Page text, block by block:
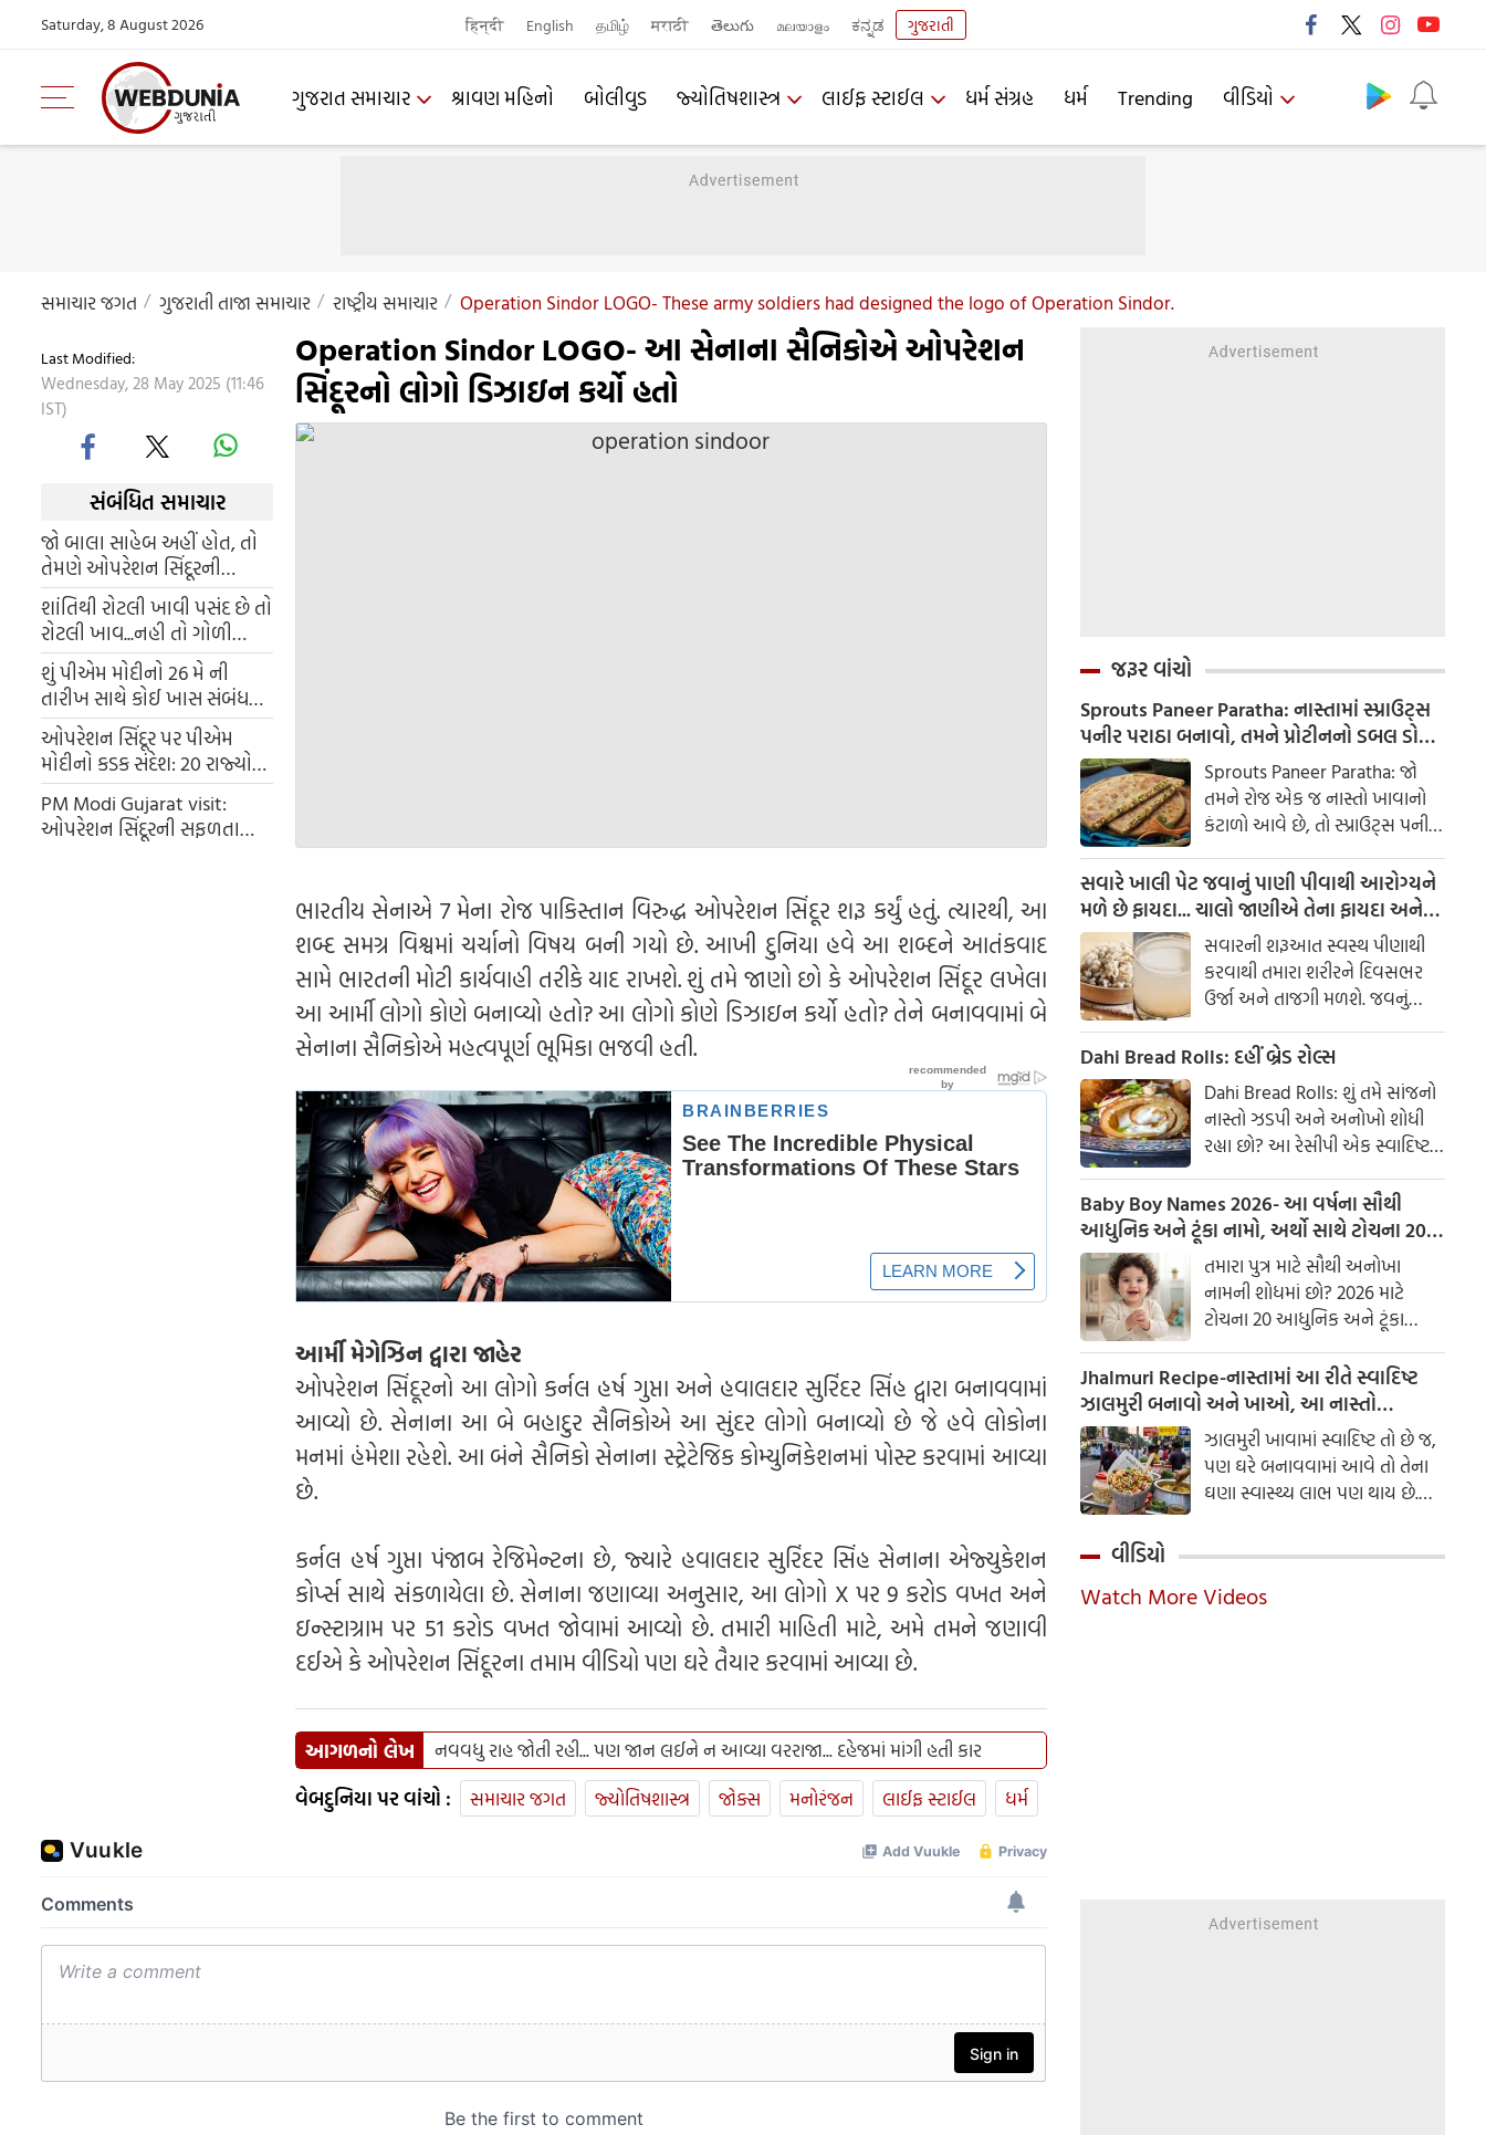
Saturday, 8 August 2026 हिन्दी English தமிழ் मराठी తెలుగు മലയാളം ಕನ್ನಡ ગુજરાતી
ગુજરાત સમાચાર શ્રાવણ મહિનો બોલીવુડ જ્યોતિષશાસ્ત્ર લાઈફ સ્ટાઈલ ધર્મ સંગ્રહ ધર્મ Trending વીડિયો
સમાચાર જગત ગુજરાતી તાજા સમાચાર રાષ્ટ્રીય સમાચાર Operation Sindor LOGO- These army soldiers had designed the logo of Operation Sindor.
Last Modified:
Wednesday, 28 May 2025 (11:46
IST)
સંબંધિત સમાચાર
જો બાલા સાહેબ અહીં હોત, તો
તેમણે ઓપરેશન સિંદૂરની
સફળતા માટે આપણો આભાર
માન્યો હોત - ભાજપ
શાંતિથી રોટલી ખાવી પસંદ છે તો
રોટલી ખાવ...નહી તો ગોળી
ખાવ, પીએમ મોદીનો દુશ્મન દેશ
પાકિસ્તાનને કડક મેસેજ
શું પીએમ મોદીનો 26 મે ની
તારીખ સાથે કોઈ ખાસ સંબંધ
છે? આ દિવસે રાજકારણનો એક
નવો અધ્યાય શરૂ થયો
ઓપરેશન સિંદૂર પર પીએમ
મોદીનો કડક સંદેશ: 20 રાજ્યોના
મુખ્યમંત્રીઓને ચેતવણી
PM Modi Gujarat visit:
ઓપરેશન સિંદૂરની સફળતા
Operation Sindor LOGO- આ સેનાના સૈનિકોએ ઓપરેશન
સિંદૂરનો લોગો ડિઝાઇન કર્યો હતો
ભારતીય સેનાએ 7 મેના રોજ પાકિસ્તાન વિરુદ્ધ ઓપરેશન સિંદૂર શરૂ કર્યું હતું. ત્યારથી, આ
શબ્દ સમગ્ર વિશ્વમાં ચર્ચાનો વિષય બની ગયો છે. આખી દુનિયા હવે આ શબ્દને આતંકવાદ
સામે ભારતની મોટી કાર્યવાહી તરીકે યાદ રાખશે. શું તમે જાણો છો કે ઓપરેશન સિંદૂર લખેલા
આ આર્મી લોગો કોણે બનાવ્યો હતો? આ લોગો કોણે ડિઝાઇન કર્યો હતો? તેને બનાવવામાં બે
સેનાના સૈનિકોએ મહત્વપૂર્ણ ભૂમિકા ભજવી હતી.
આર્મી મેગેઝિન દ્વારા જાહેર
ઓપરેશન સિંદૂરનો આ લોગો કર્નલ હર્ષ ગુપ્તા અને હવાલદાર સુરિંદર સિંહ દ્વારા બનાવવામાં
આવ્યો છે. સેનાના આ બે બહાદુર સૈનિકોએ આ સુંદર લોગો બનાવ્યો છે જે હવે લોકોના
મનમાં હંમેશા રહેશે. આ બંને સૈનિકો સેનાના સ્ટ્રેટેજિક કોમ્યુનિકેશનમાં પોસ્ટ કરવામાં આવ્યા
છે.
કર્નલ હર્ષ ગુપ્તા પંજાબ રેજિમેન્ટના છે, જ્યારે હવાલદાર સુરિંદર સિંહ સેનાના એજ્યુકેશન
કોર્પ્સ સાથે સંકળાયેલા છે. સેનાના જણાવ્યા અનુસાર, આ લોગો X પર 9 કરોડ વખત અને
ઇન્સ્ટાગ્રામ પર 51 કરોડ વખત જોવામાં આવ્યો છે. તમારી માહિતી માટે, અમે તમને જણાવી
દઈએ કે ઓપરેશન સિંદૂરના તમામ વીડિયો પણ ઘરે તૈયાર કરવામાં આવ્યા છે.
આગળનો લેખ નવવધુ રાહ જોતી રહી... પણ જાન લઈને ન આવ્યા વરરાજા... દહેજમાં માંગી હતી કાર
વેબદુનિયા પર વાંચો : સમાચાર જગત જ્યોતિષશાસ્ત્ર જોક્સ મનોરંજન લાઈફ સ્ટાઈલ ધર્મ
જરૂર વાંચો
Sprouts Paneer Paratha: નાસ્તામાં સ્પ્રાઉટ્સ
પનીર પરાઠા બનાવો, તમને પ્રોટીનનો ડબલ ડોઝ
મળશે
Sprouts Paneer Paratha: જો
તમને રોજ એક જ નાસ્તો ખાવાનો
કંટાળો આવે છે, તો સ્પ્રાઉટ્સ પનીર
પરાઠા બનાવવાનો પ્રયાસ કરો. તે
માત્ર સ્વાદિષ્ટ જ નથી પણ તમારા
સ્વાસ્થ્ય માટે અતિ ફાયદાકારક પણ
સવારે ખાલી પેટ જવાનું પાણી પીવાથી આરોગ્યને
મળે છે ફાયદા... ચાલો જાણીએ તેના ફાયદા અને
ઉપયોગ કરવાની યોગ્ય રીતસવારની શરૂઆત સ્વસ્થ પીણાથી
કરવાથી તમારા શરીરને દિવસભર
ઉર્જા અને તાજગી મળશે. જવનું
પાણી એક ઉત્તમ ઘરેલું ઉપાય
માનવામાં આવે છે, જે ખાસ કરીને
ઉનાળામાં ઠંડક આપે છે
Dahi Bread Rolls: દહીં બ્રેડ રોલ્સ
Dahi Bread Rolls: શું તમે સાંજનો
નાસ્તો ઝડપી અને અનોખો શોધી
રહ્યા છો? આ રેસીપી એક સ્વાદિષ્ટ
વિકલ્પ આપે છે જે બહારથી ક્રિસ્પી
અને અંદરથી અતિ નરમ છે. મસાલા
અને ક્રીમી ટેક્સચરનું સંપૂર્ણ મિશ્રણ
તેને બધી ઉંમરના લોકોમાં પ્રિય
બનાવે છે.
Baby Boy Names 2026- આ વર્ષના સૌથી
આધુનિક અને ટૂંકા નામો, અર્થો સાથે ટોચના 20
નામોની યાદી જુઓ.તમારા પુત્ર માટે સૌથી અનોખા
નામની શોધમાં છો? 2026 માટે
ટોચના 20 આધુનિક અને ટૂંકા
બાળક છોકરાના નામોની યાદી
તપાસો, અર્થો સાથે, જે તમારા
બાળકને એક સુંદર ઓળખ આપશે.
Jhalmuri Recipe-નાસ્તામાં આ રીતે સ્વાદિષ્ટ
ઝાલમુરી બનાવો અને ખાઓ, આ નાસ્તો
મસાલેદાર અને સ્વાદિષ્ટ છે.ઝાલમુરી ખાવામાં સ્વાદિષ્ટ તો છે જ,
પણ ઘરે બનાવવામાં આવે તો તેના
ઘણા સ્વાસ્થ્ય લાભ પણ થાય છે.
વીડિયો
Watch More Videos